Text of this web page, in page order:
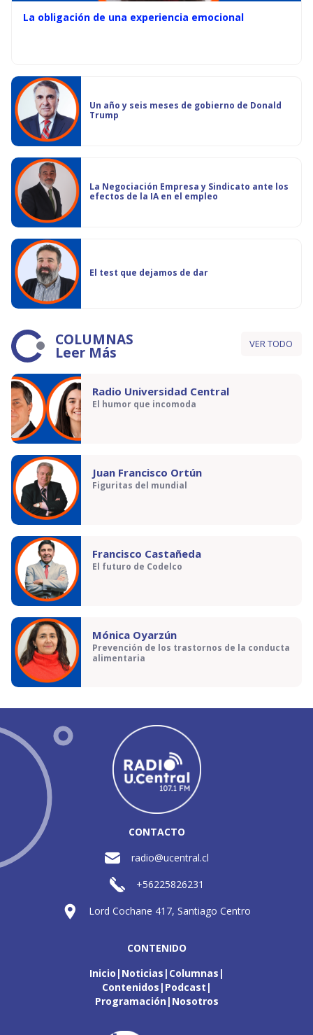
La obligación de una experiencia emocional
Un año y seis meses de gobierno de Donald
Trump
La Negociación Empresa y Sindicato ante los
efectos de la IA en el empleo
El test que dejamos de dar
COLUMNAS
Leer Más VER TODO
Radio Universidad Central
El humor que incomoda
Juan Francisco Ortún
Figuritas del mundial
Francisco Castañeda
El futuro de Codelco
Mónica Oyarzún
Prevención de los trastornos de la conducta
alimentaria
CONTACTO
radio@ucentral.cl
+56225826231
Lord Cochane 417, Santiago Centro
CONTENIDO
Inicio Noticias Columnas
Contenidos Podcast
Programación Nosotros